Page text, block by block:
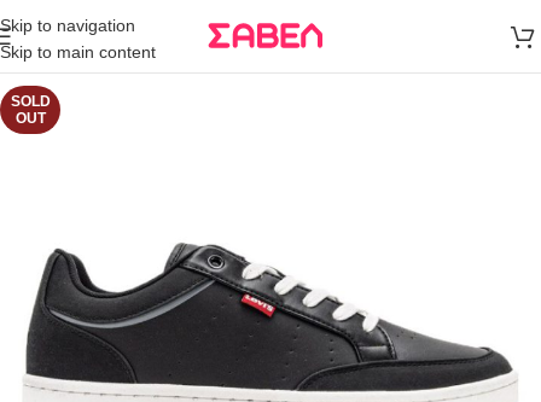
Skip to navigation
Skip to main content
άνω των 80€
Παραγγελία
SOLD
OUT